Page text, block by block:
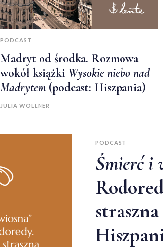
PODCAST
Madryt od środka. Rozmowa
wokół książki Wysokie niebo nad
Madrytem (podcast: Hiszpania)
JULIA WOLLNER
PODCAST
Śmierć i